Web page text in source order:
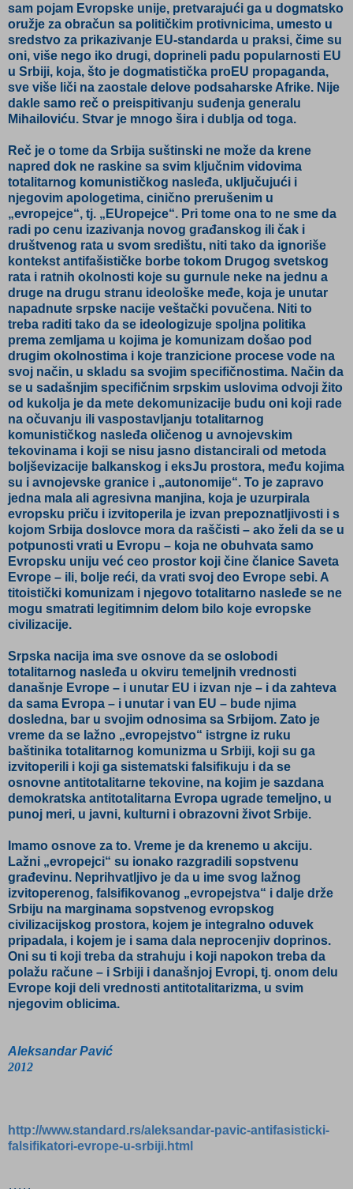
sam pojam Evropske unije, pretvarajući ga u dogmatsko
oružje za obračun sa političkim protivnicima, umesto u
sredstvo za prikazivanje EU-standarda u praksi, čime su
oni, više nego iko drugi, doprineli padu popularnosti EU
u Srbiji, koja, što je dogmatistička proEU propaganda,
sve više liči na zaostale delove podsaharske Afrike. Nije
dakle samo reč o preispitivanju suđenja generalu
Mihailoviću. Stvar je mnogo šira i dublja od toga.
Reč je o tome da Srbija suštinski ne može da krene
napred dok ne raskine sa svim ključnim vidovima
totalitarnog komunističkog nasleđa, uključujući i
njegovim apologetima, cinično prerušenim u
„evropejce“, tj. „EUropejce“. Pri tome ona to ne sme da
radi po cenu izazivanja novog građanskog ili čak i
društvenog rata u svom središtu, niti tako da ignoriše
kontekst antifašističke borbe tokom Drugog svetskog
rata i ratnih okolnosti koje su gurnule neke na jednu a
druge na drugu stranu ideološke međe, koja je unutar
napadnute srpske nacije veštački povučena. Niti to
treba raditi tako da se ideologizuje spoljna politika
prema zemljama u kojima je komunizam došao pod
drugim okolnostima i koje tranzicione procese vode na
svoj način, u skladu sa svojim specifičnostima. Način da
se u sadašnjim specifičnim srpskim uslovima odvoji žito
od kukolja je da mete dekomunizacije budu oni koji rade
na očuvanju ili vaspostavljanju totalitarnog
komunističkog nasleđa oličenog u avnojevskim
tekovinama i koji se nisu jasno distancirali od metoda
boljševizacije balkanskog i eksJu prostora, među kojima
su i avnojevske granice i „autonomije“. To je zapravo
jedna mala ali agresivna manjina, koja je uzurpirala
evropsku priču i izvitoperila je izvan prepoznatljivosti i s
kojom Srbija doslovce mora da raščisti – ako želi da se u
potpunosti vrati u Evropu – koja ne obuhvata samo
Evropsku uniju već ceo prostor koji čine članice Saveta
Evrope – ili, bolje reći, da vrati svoj deo Evrope sebi. A
titoistički komunizam i njegovo totalitarno nasleđe se ne
mogu smatrati legitimnim delom bilo koje evropske
civilizacije.
Srpska nacija ima sve osnove da se oslobodi
totalitarnog nasleđa u okviru temeljnih vrednosti
današnje Evrope – i unutar EU i izvan nje – i da zahteva
da sama Evropa – i unutar i van EU – bude njima
dosledna, bar u svojim odnosima sa Srbijom. Zato je
vreme da se lažno „evropejstvo“ istrgne iz ruku
baštinika totalitarnog komunizma u Srbiji, koji su ga
izvitoperili i koji ga sistematski falsifikuju i da se
osnovne antitotalitarne tekovine, na kojim je sazdana
demokratska antitotalitarna Evropa ugrade temeljno, u
punoj meri, u javni, kulturni i obrazovni život Srbije.
Imamo osnove za to. Vreme je da krenemo u akciju.
Lažni „evropejci“ su ionako razgradili sopstvenu
građevinu. Neprihvatljivo je da u ime svog lažnog
izvitoperenog, falsifikovanog „evropejstva“ i dalje drže
Srbiju na marginama sopstvenog evropskog
civilizacijskog prostora, kojem je integralno oduvek
pripadala, i kojem je i sama dala neprocenjiv doprinos.
Oni su ti koji treba da strahuju i koji napokon treba da
polažu račune – i Srbiji i današnjoj Evropi, tj. onom delu
Evrope koji deli vrednosti antitotalitarizma, u svim
njegovim oblicima.
Aleksandar Pavić
2012
http://www.standard.rs/aleksandar-pavic-antifasisticki-
falsifikatori-evrope-u-srbiji.html